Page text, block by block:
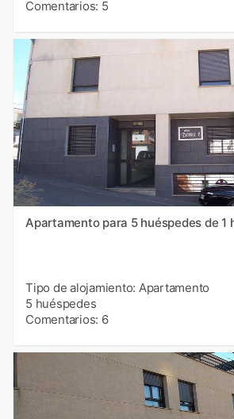
Comentarios: 5
Apartamento para 5 huéspedes de 1
Tipo de alojamiento: Apartamento
5 huéspedes
Comentarios: 6